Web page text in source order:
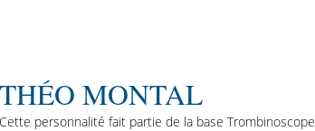
THÉO MONTAL
Cette personnalité fait partie de la base Trombinoscope